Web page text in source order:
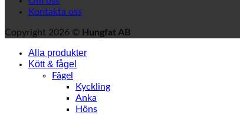
Kontakta oss
Copyright 2026 © Hungfat AB
Alla produkter
Kött & fågel
Fågel
Kyckling
Anka
Höns